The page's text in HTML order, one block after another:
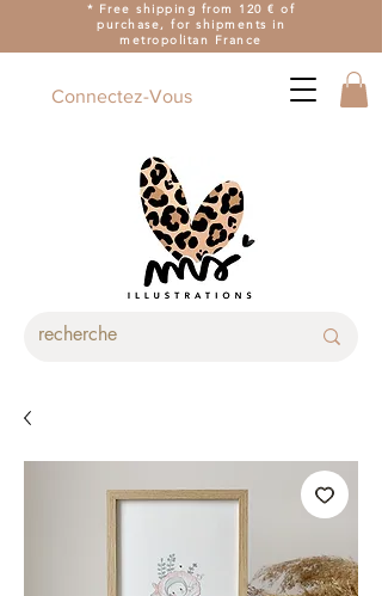
* Free shipping from 120 € of
purchase, for shipments in
metropolitan France
Connectez-Vous